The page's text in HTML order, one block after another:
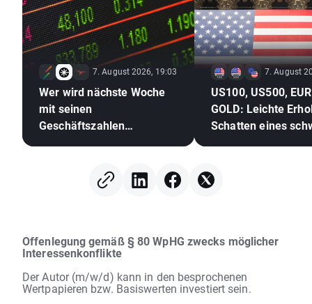
7. August 2026, 19:03
Wer wird nächste Woche
mit seinen
Geschäftszahlen
7. August
US100, US500,
GOLD: Leichte
Schatten eines
Offenlegung gemäß § 80 WpHG zwecks möglicher
Interessenkonflikte
Der Autor (m/w/d) kann in den besprochenen
Wertpapieren bzw. Basiswerten investiert sein.